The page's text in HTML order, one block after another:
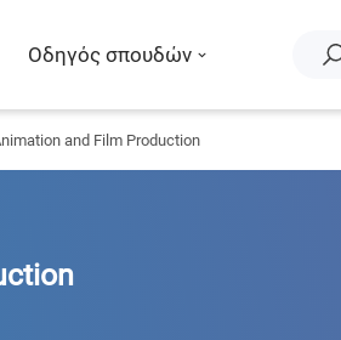
Οδηγός σπουδών
and Film Production